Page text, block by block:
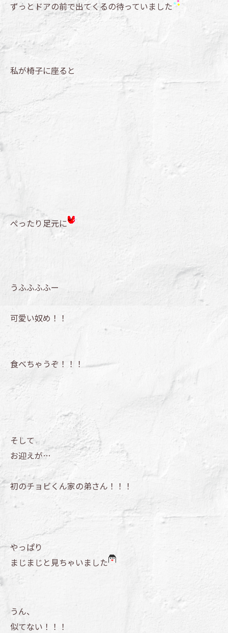
ずっとドアの前で出てくるの待っていました
私が椅子に座ると
ぺったり足元に
うふふふふー
可愛い奴め！！
食べちゃうぞ！！！
そして
お迎えが…
初のチョビくん家の弟さん！！！
やっぱり
まじまじと見ちゃいました
うん、
似てない！！！